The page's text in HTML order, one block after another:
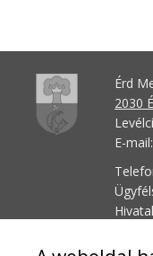
Érd
2030
E-mail: